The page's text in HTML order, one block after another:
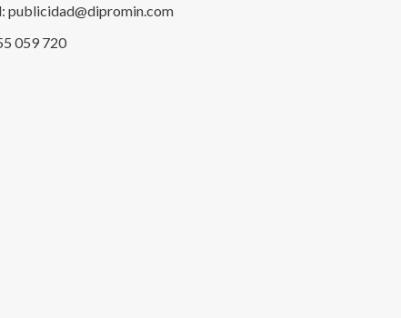
publicidad@dipromin.com
059 720